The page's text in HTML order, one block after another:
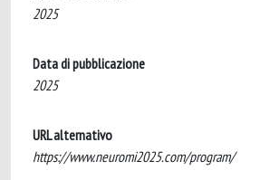
2025
Data di pubblicazione
2025
URL alternativo
https://www.neuromi2025.com/program/